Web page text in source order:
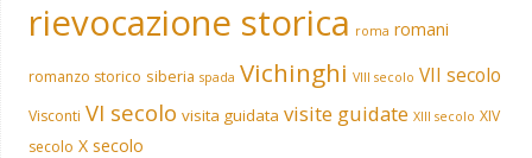
rievocazione storica roma romani
romanzo storico siberia spada Vichinghi VIII secolo VII secolo
Visconti VI secolo visita guidata visite guidate XIII secolo XIV
secolo X secolo